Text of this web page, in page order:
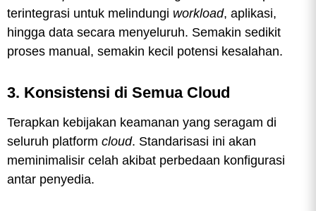
terintegrasi untuk melindungi workload, aplikasi,
hingga data secara menyeluruh. Semakin sedikit
proses manual, semakin kecil potensi kesalahan.
3. Konsistensi di Semua Cloud
Terapkan kebijakan keamanan yang seragam di
seluruh platform cloud. Standarisasi ini akan
meminimalisir celah akibat perbedaan konfigurasi
antar penyedia.